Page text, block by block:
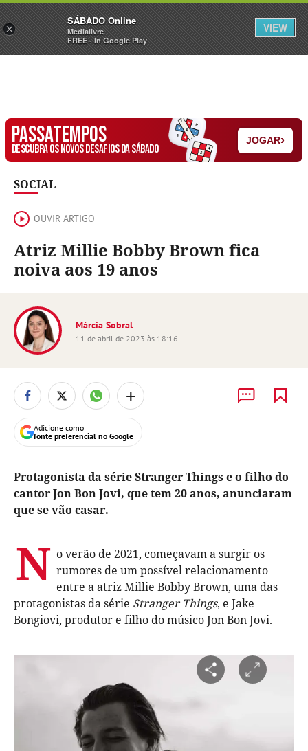
Sábado Assine Iniciar Sessão
PASSATEMPOS
DESCUBRA OS NOVOS DESAFIOS DA SÁBADO
JOGAR›
SOCIAL
OUVIR ARTIGO
Atriz Millie Bobby Brown fica
noiva aos 19 anos
Márcia Sobral
11 de abril de 2023 às 18:16
+
Adicione como
fonte preferencial no Google
Protagonista da série Stranger Things e o filho do
cantor Jon Bon Jovi, que tem 20 anos, anunciaram
que se vão casar.
N o verão de 2021, começavam a surgir os
rumores de um possível relacionamento
entre a atriz Millie Bobby Brown, uma das
protagonistas da série Stranger Things, e Jake
Bongiovi, produtor e filho do músico Jon Bon Jovi.
×
SÁBADO Online
Medialivre
FREE - In Google Play
VIEW